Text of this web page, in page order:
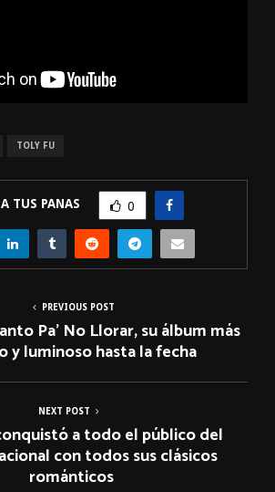
TOLY FU
TUS PANAS 0
PREVIOUS POST
Pa’ No Llorar, su álbum más
y luminoso hasta la fecha
NEXT POST
a todo el público del
con todos sus clásicos
románticos